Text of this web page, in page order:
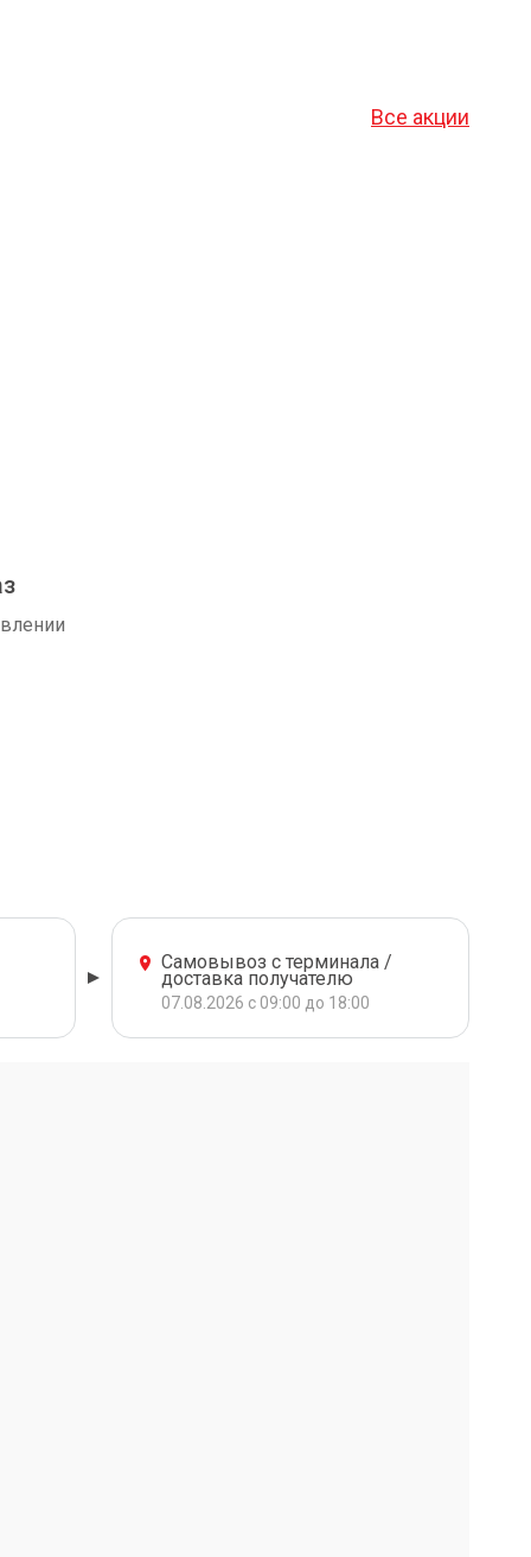
Все акции
Самовывоз с терминала /
доставка получателю
07.08.2026 с 09:00 до 18:00